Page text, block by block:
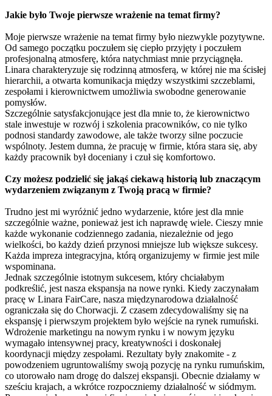
Jakie było Twoje pierwsze wrażenie na temat firmy?
Moje pierwsze wrażenie na temat firmy było niezwykle pozytywne.
Od samego początku poczułem się ciepło przyjęty i poczułem
profesjonalną atmosferę, która natychmiast mnie przyciągnęła.
Linara charakteryzuje się rodzinną atmosferą, w której nie ma ścisłej
hierarchii, a otwarta komunikacja między wszystkimi szczeblami,
zespołami i kierownictwem umożliwia swobodne generowanie
pomysłów.
Szczególnie satysfakcjonujące jest dla mnie to, że kierownictwo
stale inwestuje w rozwój i szkolenia pracowników, co nie tylko
podnosi standardy zawodowe, ale także tworzy silne poczucie
wspólnoty. Jestem dumna, że pracuję w firmie, która stara się, aby
każdy pracownik był doceniany i czuł się komfortowo.
Czy możesz podzielić się jakąś ciekawą historią lub znaczącym
wydarzeniem związanym z Twoją pracą w firmie?
Trudno jest mi wyróżnić jedno wydarzenie, które jest dla mnie
szczególnie ważne, ponieważ jest ich naprawdę wiele. Cieszy mnie
każde wykonanie codziennego zadania, niezależnie od jego
wielkości, bo każdy dzień przynosi mniejsze lub większe sukcesy.
Każda impreza integracyjna, którą organizujemy w firmie jest mile
wspominana.
Jednak szczególnie istotnym sukcesem, który chciałabym
podkreślić, jest nasza ekspansja na nowe rynki. Kiedy zaczynałam
pracę w Linara FairCare, nasza międzynarodowa działalność
ograniczała się do Chorwacji. Z czasem zdecydowaliśmy się na
ekspansję i pierwszym projektem było wejście na rynek rumuński.
Wdrożenie marketingu na nowym rynku i w nowym języku
wymagało intensywnej pracy, kreatywności i doskonałej
koordynacji między zespołami. Rezultaty były znakomite - z
powodzeniem ugruntowaliśmy swoją pozycję na rynku rumuńskim,
co utorowało nam drogę do dalszej ekspansji. Obecnie działamy w
sześciu krajach, a wkrótce rozpoczniemy działalność w siódmym.